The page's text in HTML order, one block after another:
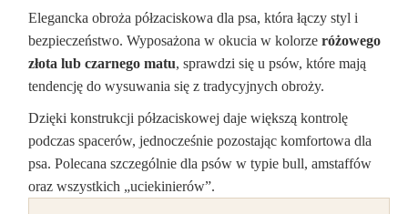
Elegancka obroża półzaciskowa dla psa, która łączy styl i
bezpieczeństwo. Wyposażona w okucia w kolorzeróżowego
złota lub czarnego matu, sprawdzi się u psów, które mają
tendencję do wysuwania się z tradycyjnych obroży.
Dzięki konstrukcji półzaciskowej daje większą kontrolę
podczas spacerów, jednocześnie pozostając komfortowa dla
psa. Polecana szczególnie dla psów w typie bull, amstaffów
oraz wszystkich „uciekinierów”.